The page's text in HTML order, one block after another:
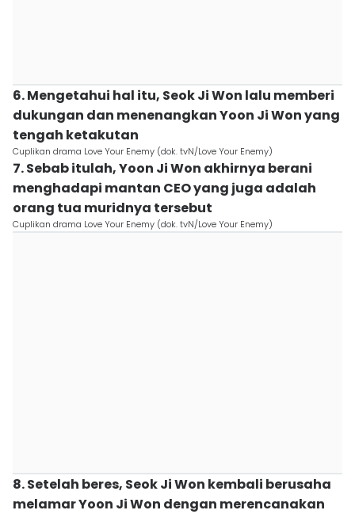
6. Mengetahui hal itu, Seok Ji Won lalu memberi
dukungan dan menenangkan Yoon Ji Won yang
tengah ketakutan
Cuplikan drama Love Your Enemy (dok. tvN/Love Your Enemy)
7. Sebab itulah, Yoon Ji Won akhirnya berani
menghadapi mantan CEO yang juga adalah
orang tua muridnya tersebut
Cuplikan drama Love Your Enemy (dok. tvN/Love Your Enemy)
8. Setelah beres, Seok Ji Won kembali berusaha
melamar Yoon Ji Won dengan merencanakan